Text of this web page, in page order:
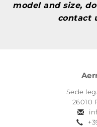
model and size,
contact
Sede
26010